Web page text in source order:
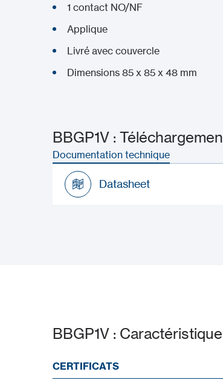
1 contact NO/NF
Applique
Livré avec couvercle
Dimensions 85 x 85 x 48 mm
BBGP1V :
Documentation technique
Datasheet
BBGP1V :
CERTIFICATS